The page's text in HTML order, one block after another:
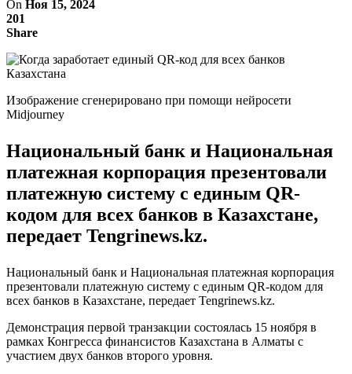
On Ноя 15, 2024
201
Share
Изображение сгенерировано при помощи нейросети
Midjourney
Национальный банк и Национальная
платежная корпорация презентовали
платежную систему c единым QR-
кодом для всех банков в Казахстане,
передает Tengrinews.kz.
Национальный банк и Национальная платежная корпорация
презентовали платежную систему c единым QR-кодом для
всех банков в Казахстане, передает Tengrinews.kz.
Демонстрация первой транзакции состоялась 15 ноября в
рамках Конгресса финансистов Казахстана в Алматы с
участием двух банков второго уровня.